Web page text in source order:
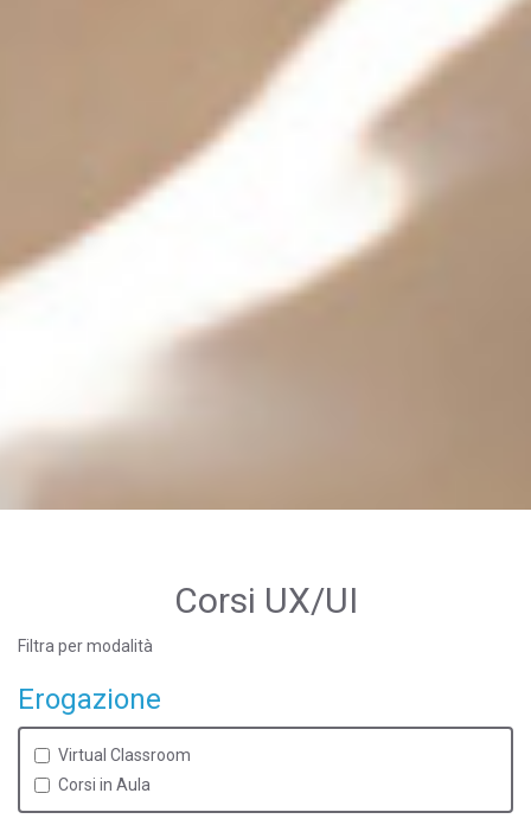
Corsi UX/UI
Filtra per modalità
Erogazione
Virtual Classroom
Corsi in Aula